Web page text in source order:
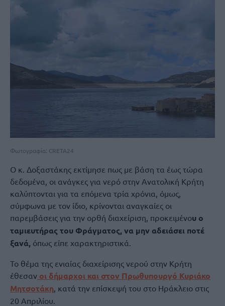
Φωτογραφία: CRETA24
Ο κ. Δοξαστάκης εκτίμησε πως με βάση τα έως τώρα
δεδομένα, οι ανάγκες για νερό στην Ανατολική Κρήτη
καλύπτονται για τα επόμενα τρία χρόνια, όμως,
σύμφωνα με τον ίδιο, κρίνονται αναγκαίες οι
παρεμβάσεις για την ορθή διαχείριση, προκειμένου ο
ταμιευτήρας του Φράγματος, να μην αδειάσει ποτέ
ξανά, όπως είπε χαρακτηριστικά.
Το θέμα της ενιαίας διαχείρισης νερού στην Κρήτη
έθεσαν οι δήμαρχοι και στον Πρωθυπουργό Κυριάκο
Μητσοτάκη, κατά την επίσκεψή του στο Ηράκλειο στις
20 Απριλίου.